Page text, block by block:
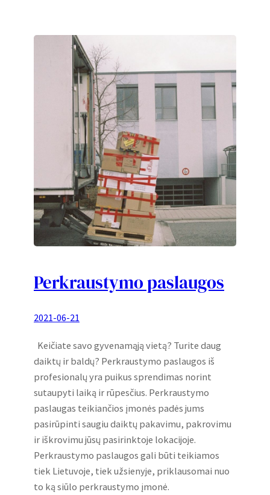
Perkraustymo paslaugos
2021-06-21
Keičiate savo gyvenamąją vietą? Turite daug
daiktų ir baldų? Perkraustymo paslaugos iš
profesionalų yra puikus sprendimas norint
sutaupyti laiką ir rūpesčius. Perkraustymo
paslaugas teikiančios įmonės padės jums
pasirūpinti saugiu daiktų pakavimu, pakrovimu
ir iškrovimu jūsų pasirinktoje lokacijoje.
Perkraustymo paslaugos gali būti teikiamos
tiek Lietuvoje, tiek užsienyje, priklausomai nuo
to ką siūlo perkraustymo įmonė.